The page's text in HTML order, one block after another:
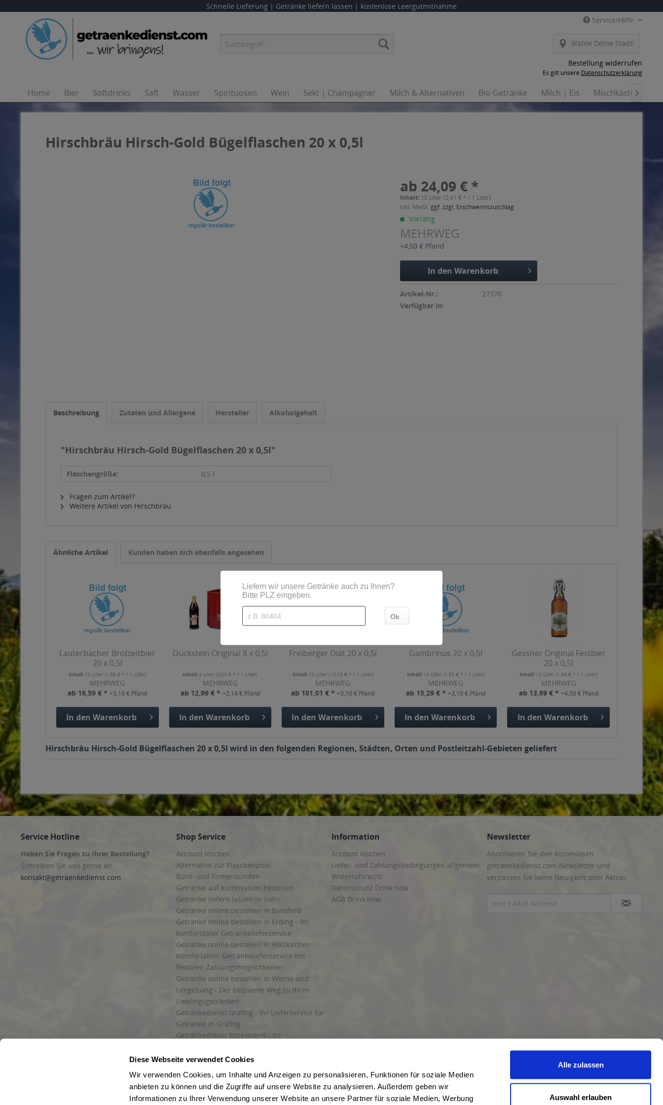
Diese Webseite verwendet Cookies
Wir verwenden Cookies, um Inhalte und Anzeigen zu personalisieren, Funktionen für soziale Medien
anbieten zu können und die Zugriffe auf unsere Website zu analysieren. Außerdem geben wir
Informationen zu Ihrer Verwendung unserer Website an unsere Partner für soziale Medien, Werbung
Alle zulassen
Auswahl erlauben
Schnelle Lieferung | Getränke liefern lassen | kostenlose Leergutmitnahme
Service/Hilfe
Wähle Deine Stadt!
Bestellung widerrufen
Es gilt unsere Datenschutzerklärung
Home Bier Softdrinks Saft Wasser Spirituosen Wein Sekt | Champagner Milch & Alternativen Bio-Getränke Milch | Eis Mischkästen

Hirschbräu Hirsch-Gold Bügelflaschen 20 x 0,5l
ab 24,09 € *
Inhalt: 10 Liter (2,41 € * / 1 Liter)
inkl. MwSt. ggf. zzgl. Erschwerniszuschlag
Vorrätig
MEHRWEG
+4,50 € Pfand
In den Warenkorb
Artikel-Nr.:
27370
Verfügbar in:
Beschreibung Zutaten und Allergene Hersteller Alkoholgehalt
"Hirschbräu Hirsch-Gold Bügelflaschen 20 x 0,5l"
Flaschengröße: 0,5 l
Fragen zum Artikel?
Weitere Artikel von Hirschbräu
Ähnliche Artikel Kunden haben sich ebenfalls angesehen
Lauterbacher Brotzeitbier
20 x 0,5l
Inhalt 10 Liter (1,66 € * / 1 Liter)
MEHRWEG
ab 16,59 € *+3,10 € Pfand
In den Warenkorb
Duckstein Original 8 x 0,5l
Inhalt4 Liter(3,25 € * / 1 Liter)
MEHRWEG
ab 12,99 € * +2,14 € Pfand
In den Warenkorb
Freiberger Diät 20 x 0,5l
Inhalt 10 Liter (10,10 € * / 1 Liter)
MEHRWEG
ab 101,01 € *+3,10 € Pfand
In den Warenkorb
Gambrinus 20 x 0,5l
Inhalt 10 Liter (1,53 € * / 1 Liter)
MEHRWEG
ab 15,29 € *+3,10 € Pfand
In den Warenkorb
Gessner Original Festbier
20 x 0,5l
Inhalt 10 Liter(1,39 € * / 1 Liter)
MEHRWEG
ab 13,89 € * +4,50 € Pfand
In den Warenkorb
Hirschbräu Hirsch-Gold Bügelflaschen 20 x 0,5l wird in den folgenden Regionen, Städten, Orten und Postleitzahl-Gebieten geliefert
Service Hotline
Haben Sie Fragen zu Ihrer Bestellung?
Schreiben Sie uns gerne an
kontakt@getraenkedienst.com
Shop Service
Account löschen
Alternative zur Flaschenpost
Büro- und Firmenkunden
Getränke auf Kommission bestellen
Getränke liefern lassen in Solln
Getränke online bestellen in Bielefeld
Getränke online bestellen in Erding - Ihr
komfortabler Getränkelieferservice
Getränke online bestellen in Holzkirchen -
Komfortabler Getränkelieferservice mit
flexiblen Zahlungsmöglichkeiten
Getränke online bestellen in Werne und
Umgebung - Der bequeme Weg zu Ihren
Lieblingsgetränken
Getränkedienst Grafing - Ihr Lieferservice für
Getränke in Grafing
Getränkedienst Rosenheim - Ihr
und Umgebung
Liefergebiet
Lieferservice für Getränke
Information
Account löschen
Liefer- und Zahlungsbedingungen allgemein
Widerrufsrecht
Datenschutz Drink now
AGB Drink now
Newsletter
Abonnieren Sie den kostenlosen
getraenkedienst.com-Newsletter und
verpassen Sie keine Neuigkeit oder Aktion.